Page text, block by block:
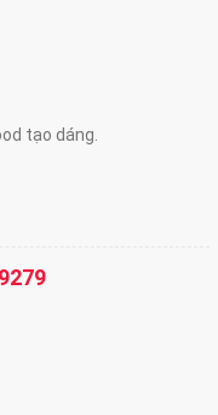
tạo dáng.